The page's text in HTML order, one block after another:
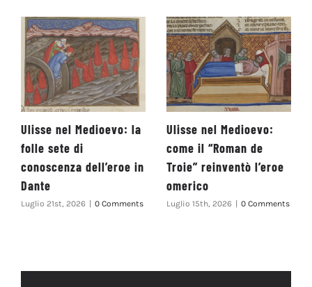
Ulisse nel Medioevo: la
folle sete di
conoscenza dell’eroe in
Dante
Luglio 21st, 2026 | 0 Comments
Ulisse nel Medioevo:
come il “Roman de
Troie” reinventò l’eroe
omerico
Luglio 15th, 2026 | 0 Comments